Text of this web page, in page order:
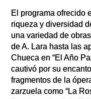
El programa ofrecido
riqueza y diversidad
una variedad de
de A. Lara hasta las
Chueca en “El Año
cautivó por su
fragmentos de la
zarzuela como “La